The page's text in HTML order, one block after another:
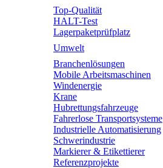
Top-Qualität
HALT-Test
Lagerpaketprüfplatz
Umwelt
Branchenlösungen
Mobile Arbeitsmaschinen
Windenergie
Krane
Hubrettungsfahrzeuge
Fahrerlose Transportsysteme
Industrielle Automatisierung
Schwerindustrie
Markierer & Etikettierer
Referenzprojekte